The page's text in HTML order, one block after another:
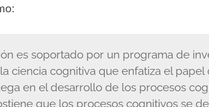
es soportado por un programa de
ciencia cognitiva que enfatiza el
en el desarrollo de los procesos
que los procesos cognitivos se